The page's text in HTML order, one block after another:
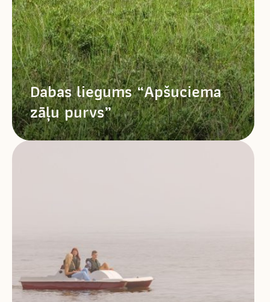
Dabas liegums “Apšuciema
zāļu purvs”